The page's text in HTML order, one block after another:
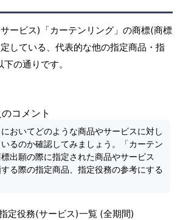
ービス)「カーテンリング」の商標(商標
している、代表的な他の指定商品・指
の通りです。
コメント
においてどのような商品やサービスに対し
るのか確認してみましょう。「カーテン
出願の際に指定された商品やサービス
る際の指定商品、指定役務の参考にする
定役務(サービス)一覧 (全期間)